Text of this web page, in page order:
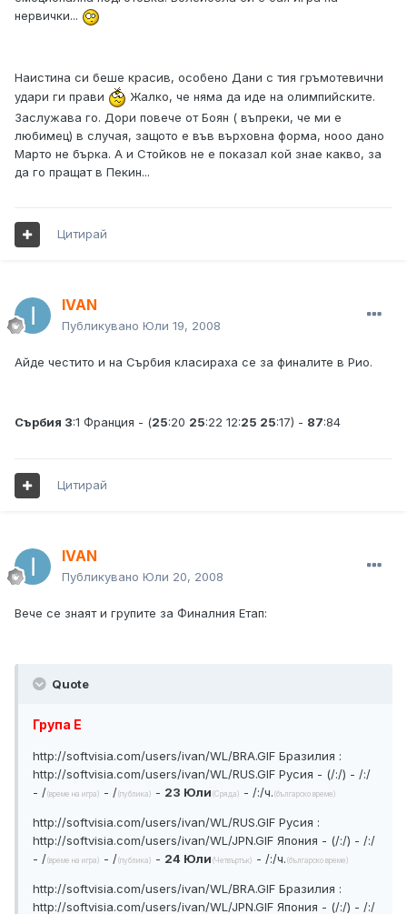
нервички...
Наистина си беше красив, особено Дани с тия гръмотевични
удари ги прави
Жалко, че няма да иде на олимпийските.
Заслужава го. Дори повече от Боян ( въпреки, че ми е
любимец) в случая, защото е във върховна форма, нооо дано
Марто не бърка. А и Стойков не е показал кой знае какво, за
да го пращат в Пекин...
Цитирай
IVAN
Публикувано Юли 19, 2008
Айде честито и на Сърбия класираха се за финалите в Рио.
Сърбия 3:1 Франция - (25:20 25:22 12:25 25:17) - 87:84
Цитирай
IVAN
Публикувано Юли 20, 2008
Вече се знаят и групите за Финалния Етап:
Quote
Група E
http://softvisia.com/users/ivan/WL/BRA.GIF Бразилия :
http://softvisia.com/users/ivan/WL/RUS.GIF Русия - (/:/) - /:/
- /(време на игра) - /(публика) - 23 Юли (Сряда) - /:/ч. (българско време)
http://softvisia.com/users/ivan/WL/RUS.GIF Русия :
http://softvisia.com/users/ivan/WL/JPN.GIF Япония - (/:/) - /:/
- /(време на игра) - /(публика) - 24 Юли (Четвъртък) - /:/ч. (българско време)
http://softvisia.com/users/ivan/WL/BRA.GIF Бразилия :
http://softvisia.com/users/ivan/WL/JPN.GIF Япония - (/:/) - /:/